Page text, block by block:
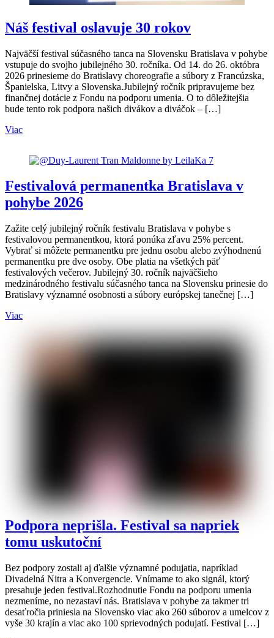
Náš festival oslavuje 30 rokov
Najväčší festival súčasného tanca na Slovensku Bratislava v pohybe
vstupuje do svojho jubilejného 30. ročníka. Od 14. do 26. októbra
2026 prinesieme do Bratislavy choreografie a súbory z Francúzska,
Španielska, Litvy a Slovenska.Jubilejný ročník pripravujeme bez
finančnej dotácie z Fondu na podporu umenia. O to dôležitejšia
bude tento rok podpora našich divákov a diváčok – […]
Viac
Festivalová permanentka Bratislava v
pohybe 2026
Zažite celý jubilejný ročník festivalu Bratislava v pohybe s
festivalovou permanentkou, ktorá ponúka zľavu 25% percent.
Vybrať si môžete permanentku pre jednu osobu alebo zvýhodnenú
permanentku pre dve osoby. Obe platia na všetkých päť
festivalových večerov. Jubilejný 30. ročník najväčšieho
medzinárodného festivalu súčasného tanca na Slovensku prinesie do
Bratislavy významné osobnosti a súbory európskej tanečnej […]
Viac
Podpora neprišla. Festival sa napriek
tomu uskutoční
Bez podpory zostali aj ďalšie významné podujatia, napríklad
Divadelná Nitra a Konvergencie. Vnímame to ako signál, ktorý
presahuje jeden festival.Rozhodnutie Fondu na podporu umenia
nezmeníme, no nezastaví nás. Bratislava v pohybe za takmer tri
desaťročia priniesla na Slovensko viac ako 260 súborov a umelcov z
vyše 30 krajín a viac ako 100 sprievodných podujatí. Festival […]